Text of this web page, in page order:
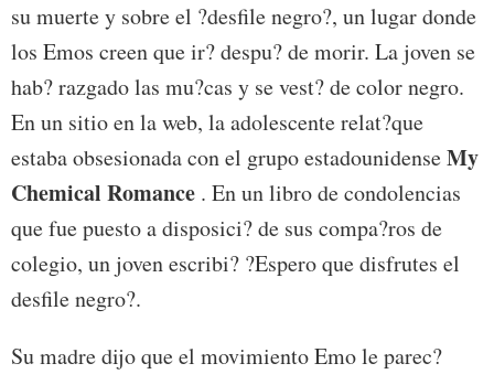
su muerte y sobre el ?desfile negro?, un lugar donde
los Emos creen que ir? despu? de morir. La joven se
hab? razgado las mu?cas y se vest? de color negro.
En un sitio en la web, la adolescente relat?que
estaba obsesionada con el grupo estadounidenseMy
Chemical Romance . En un libro de condolencias
que fue puesto a disposici? de sus compa?ros de
colegio, un joven escribi? ?Espero que disfrutes el
desfile negro?.
Su madre dijo que el movimiento Emo le parec?